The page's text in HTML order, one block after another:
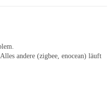
andere (zigbee, enocean) läuft